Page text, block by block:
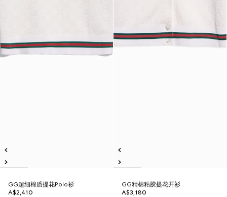
GG超细棉质提花Polo衫
A$2,410
GG精棉粘胶提花开衫
A$3,180